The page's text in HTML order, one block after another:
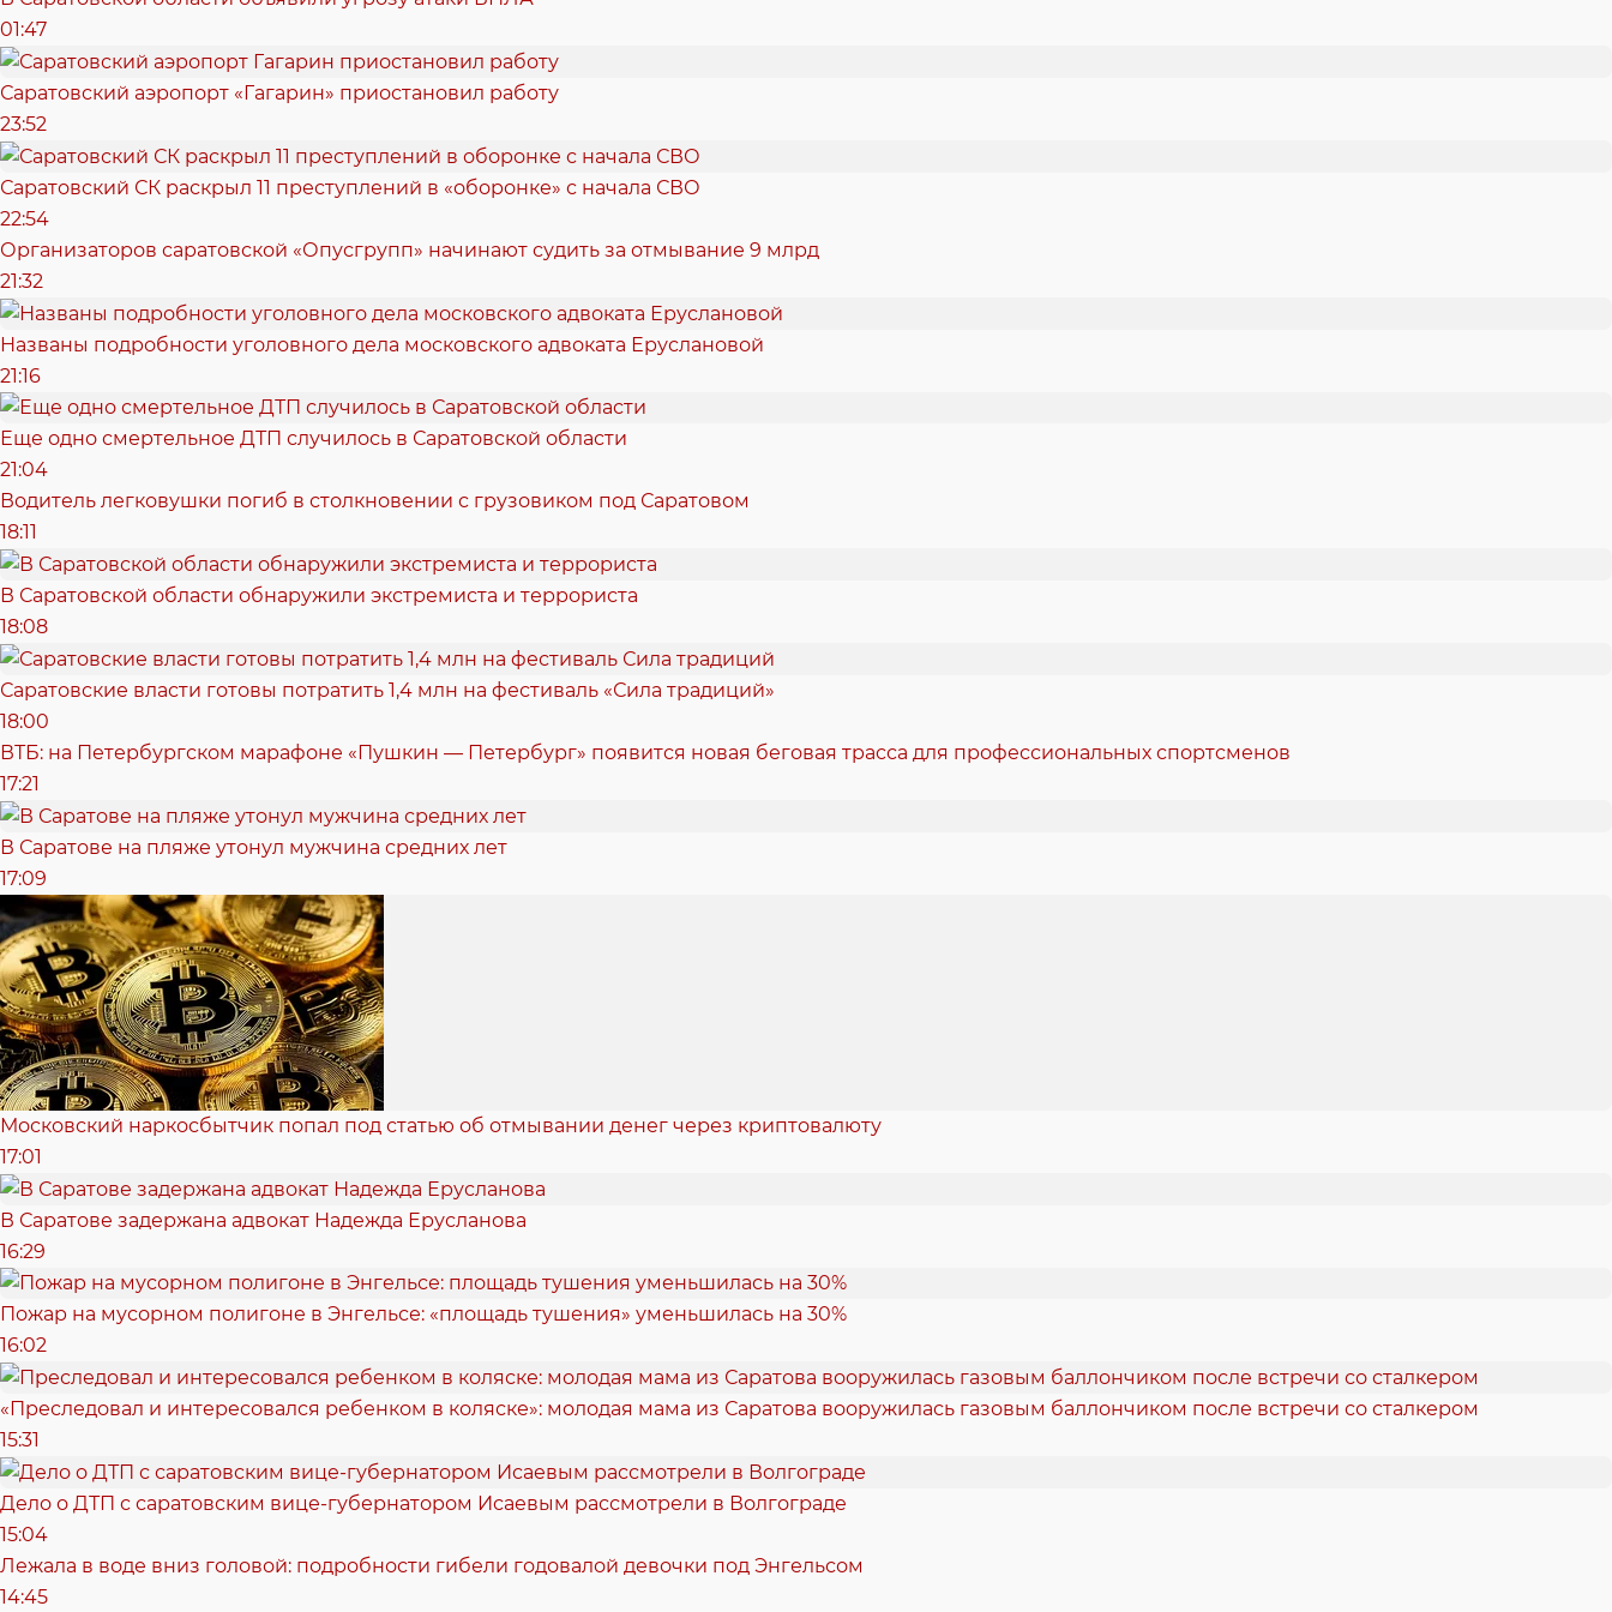
01:47
Саратовский аэропорт «Гагарин» приостановил работу
23:52
Саратовский СК раскрыл 11 преступлений в «оборонке» с начала СВО
22:54
Организаторов саратовской «Опусгрупп» начинают судить за отмывание 9 млрд
21:32
Названы подробности уголовного дела московского адвоката Еруслановой
21:16
Еще одно смертельное ДТП случилось в Саратовской области
21:04
Водитель легковушки погиб в столкновении с грузовиком под Саратовом
18:11
В Саратовской области обнаружили экстремиста и террориста
18:08
Саратовские власти готовы потратить 1,4 млн на фестиваль «Сила традиций»
18:00
ВТБ: на Петербургском марафоне «Пушкин — Петербург» появится новая беговая трасса для профессиональных спортсменов
17:21
В Саратове на пляже утонул мужчина средних лет
17:09
Московский наркосбытчик попал под статью об отмывании денег через криптовалюту
17:01
В Саратове задержана адвокат Надежда Ерусланова
16:29
Пожар на мусорном полигоне в Энгельсе: «площадь тушения» уменьшилась на 30%
16:02
«Преследовал и интересовался ребенком в коляске»: молодая мама из Саратова вооружилась газовым баллончиком после встречи со сталкером
15:31
Дело о ДТП с саратовским вице-губернатором Исаевым рассмотрели в Волгограде
15:04
Лежала в воде вниз головой: подробности гибели годовалой девочки под Энгельсом
14:45